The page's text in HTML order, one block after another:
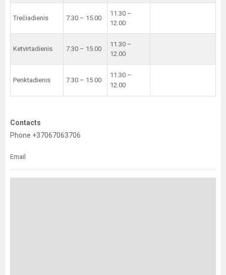
Trečiadienis 7.30 – 15.00
11.30 –
12.00
Ketvirtadienis 7.30 – 15.00
11.30 –
12.00
Penktadienis 7.30 – 15.00
11.30 –
12.00
Contacts
Phone +37067063706
Email